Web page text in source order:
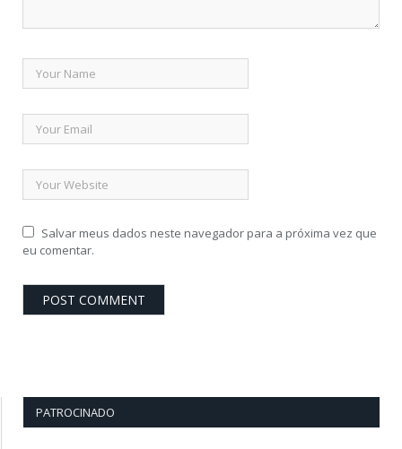
Salvar meus dados neste navegador para a próxima vez que
eu comentar.
PATROCINADO